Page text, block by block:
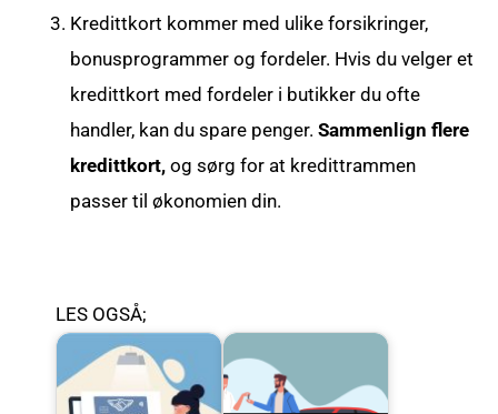
Kredittkort kommer med ulike forsikringer,
bonusprogrammer og fordeler. Hvis du velger et
kredittkort med fordeler i butikker du ofte
handler, kan du spare penger. Sammenlign flere
kredittkort,og sørg for at kredittrammen
passer til økonomien din.
LES OGSÅ;